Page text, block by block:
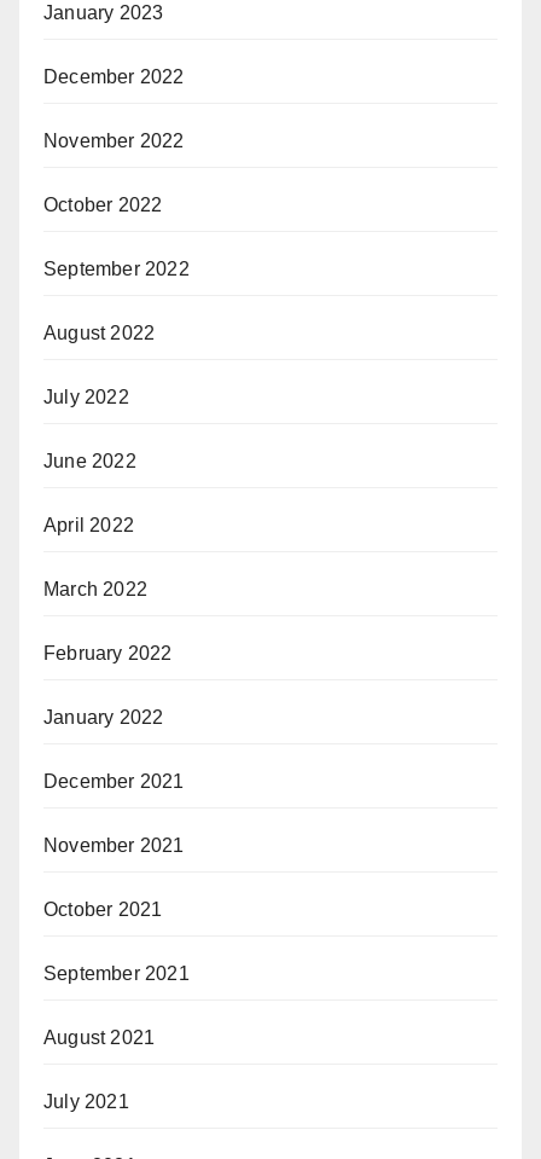
January 2023
December 2022
November 2022
October 2022
September 2022
August 2022
July 2022
June 2022
April 2022
March 2022
February 2022
January 2022
December 2021
November 2021
October 2021
September 2021
August 2021
July 2021